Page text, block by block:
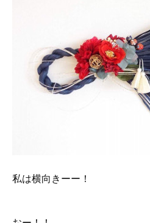
私は横向きーー！